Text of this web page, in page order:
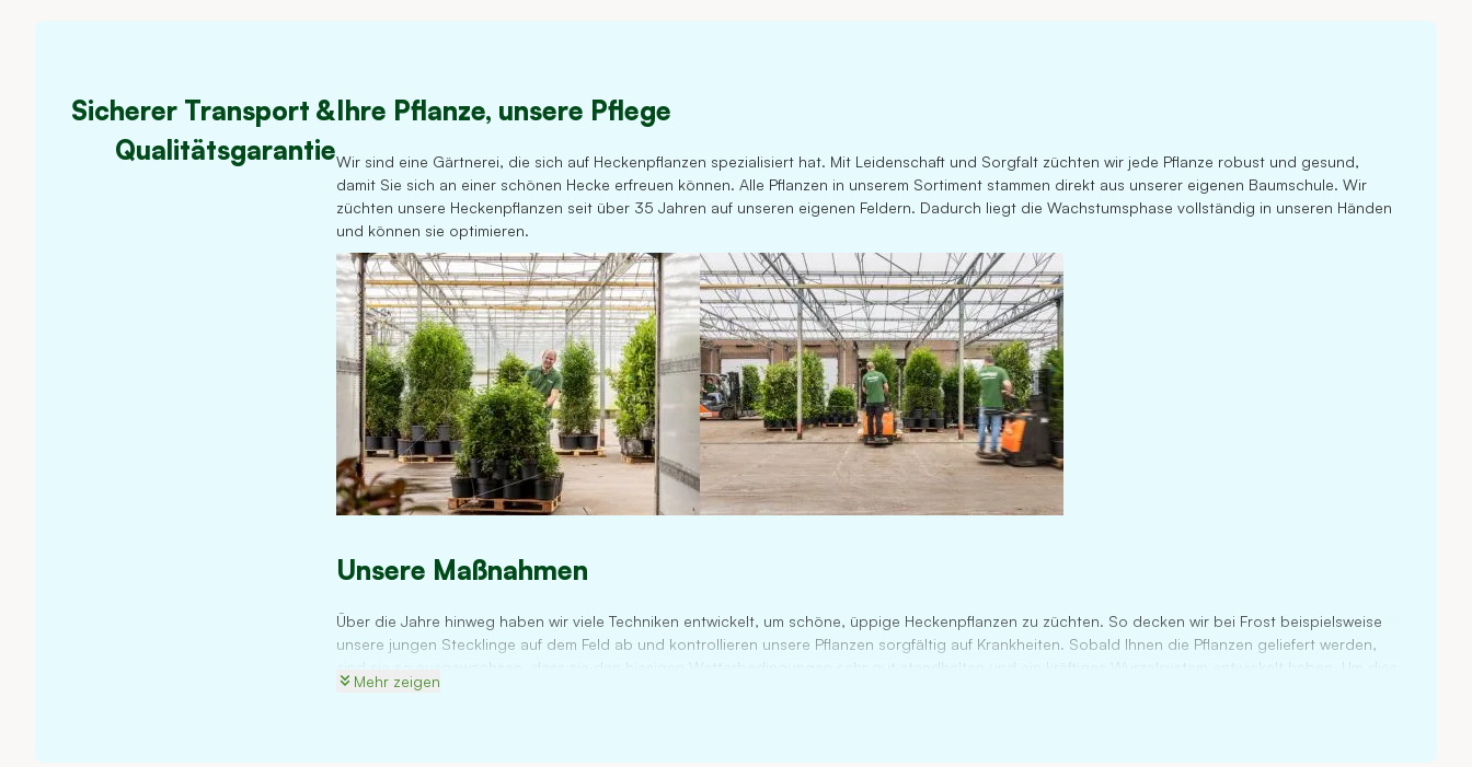
nichts, naja und
wenn man Eiben
kauft haben alle um
die 175cm mehr
nicht - so ehrlich
muss man sein. Der
Efeu war sehr
schön und dicht
gewesen -> TOP
PREIS/LEISTUNG -
bekommt man
nirgendwo so
günstig. Kann ich
Langzeiterfahrung
fehlt halt noch!
Sicherer Transport &
Qualitätsgarantie
Ihre Pflanze, unsere Pflege
Wir sind eine Gärtnerei, die sich auf Heckenpflanzen spezialisiert hat. Mit Leidenschaft und Sorgfalt züchten wir jede Pflanze robust und gesund,
damit Sie sich an einer schönen Hecke erfreuen können. Alle Pflanzen in unserem Sortiment stammen direkt aus unserer eigenen Baumschule. Wir
züchten unsere Heckenpflanzen seit über 35 Jahren auf unseren eigenen Feldern. Dadurch liegt die Wachstumsphase vollständig in unseren Händen
und können sie optimieren.
Unsere Maßnahmen
Über die Jahre hinweg haben wir viele Techniken entwickelt, um schöne, üppige Heckenpflanzen zu züchten. So decken wir bei Frost beispielsweise
unsere jungen Stecklinge auf dem Feld ab und kontrollieren unsere Pflanzen sorgfältig auf Krankheiten. Sobald Ihnen die Pflanzen geliefert werden,
sind sie so ausgewachsen, dass sie den hiesigen Wetterbedingungen sehr gut standhalten und ein kräftiges Wurzelsystem entwickelt haben. Um dies
zu erreichen, schneiden wir unsere Pflanzen mit Wurzelballen mindestens zweimal zurück. Durch die ständige Weiterentwicklung des
Mehr zeigen